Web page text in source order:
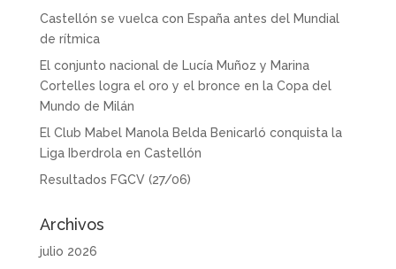
Castellón se vuelca con España antes del Mundial
de rítmica
El conjunto nacional de Lucía Muñoz y Marina
Cortelles logra el oro y el bronce en la Copa del
Mundo de Milán
El Club Mabel Manola Belda Benicarló conquista la
Liga Iberdrola en Castellón
Resultados FGCV (27/06)
Archivos
julio 2026